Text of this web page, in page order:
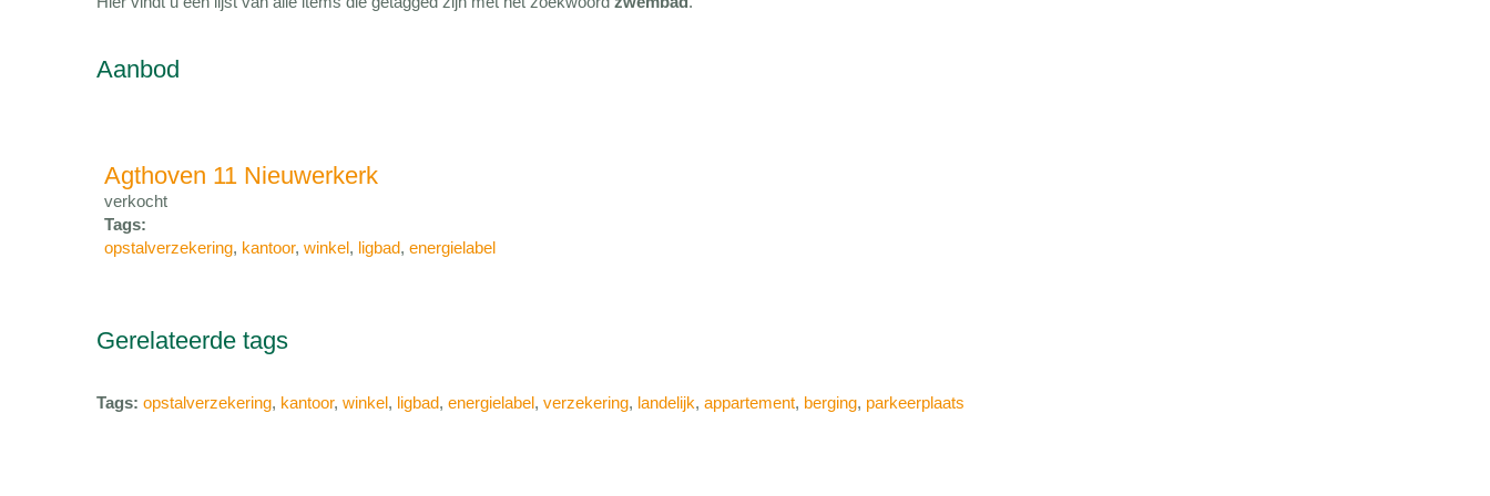
Aanbod
Agthoven 11 Nieuwerkerk
verkocht
Tags:
opstalverzekering, kantoor, winkel, ligbad, energielabel
Gerelateerde tags
Tags: opstalverzekering, kantoor, winkel, ligbad, energielabel, verzekering, landelijk, appartement, berging, parkeerplaats